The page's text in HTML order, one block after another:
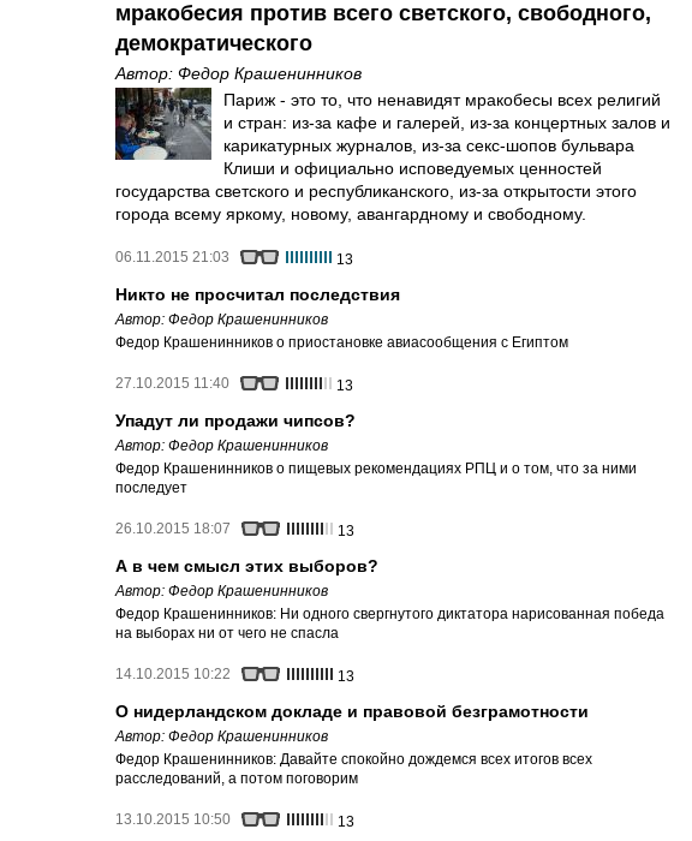
мракобесия против всего светского, свободного,
демократического
Автор: Федор Крашенинников
Париж - это то, что ненавидят мракобесы всех религий
и стран: из-за кафе и галерей, из-за концертных залов и
карикатурных журналов, из-за секс-шопов бульвара
Клиши и официально исповедуемых ценностей
государства светского и республиканского, из-за открытости этого
города всему яркому, новому, авангардному и свободному.
06.11.2015 21:03 13
Никто не просчитал последствия
Автор: Федор Крашенинников
Федор Крашенинников о приостановке авиасообщения с Египтом
27.10.2015 11:40 13
Упадут ли продажи чипсов?
Автор: Федор Крашенинников
Федор Крашенинников о пищевых рекомендациях РПЦ и о том, что за ними
последует
26.10.2015 18:07 13
А в чем смысл этих выборов?
Автор: Федор Крашенинников
Федор Крашенинников: Ни одного свергнутого диктатора нарисованная победа
на выборах ни от чего не спасла
14.10.2015 10:22 13
О нидерландском докладе и правовой безграмотности
Автор: Федор Крашенинников
Федор Крашенинников: Давайте спокойно дождемся всех итогов всех
расследований, а потом поговорим
13.10.2015 10:50 13